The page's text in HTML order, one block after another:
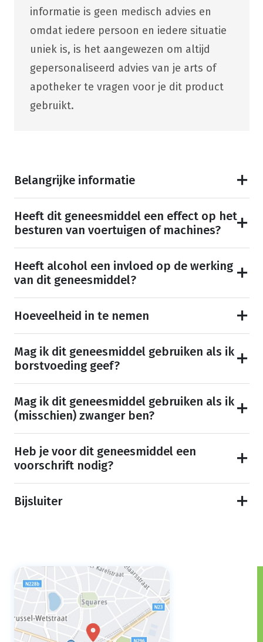
informatie is geen medisch advies en
omdat iedere persoon en iedere situatie
uniek is, is het aangewezen om altijd
gepersonaliseerd advies van je arts of
apotheker te vragen voor je dit product
gebruikt.
Belangrijke informatie
Heeft dit geneesmiddel een effect op het
besturen van voertuigen of machines?
Heeft alcohol een invloed op de werking
van dit geneesmiddel?
Hoeveelheid in te nemen
Mag ik dit geneesmiddel gebruiken als ik
borstvoeding geef?
Mag ik dit geneesmiddel gebruiken als ik
(misschien) zwanger ben?
Heb je voor dit geneesmiddel een
voorschrift nodig?
Bijsluiter